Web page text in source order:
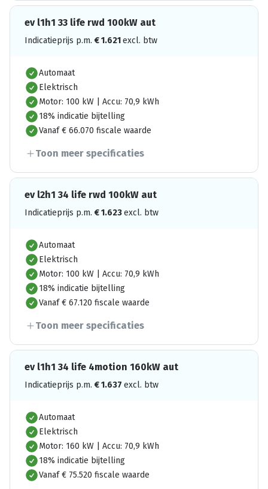
ev l1h1 33 life rwd 100kW aut
Indicatieprijs p.m. €1.621excl. btw
Automaat
Elektrisch
Motor: 100 kW | Accu: 70,9 kWh
18% indicatie bijtelling
Vanaf € 66.070 fiscale waarde
Toon meer specificaties
ev l2h1 34 life rwd 100kW aut
Indicatieprijs p.m. €1.623excl. btw
Automaat
Elektrisch
Motor: 100 kW | Accu: 70,9 kWh
18% indicatie bijtelling
Vanaf € 67.120 fiscale waarde
Toon meer specificaties
ev l1h1 34 life 4motion 160kW aut
Indicatieprijs p.m. €1.637 excl. btw
Automaat
Elektrisch
Motor: 160 kW | Accu: 70,9 kWh
18% indicatie bijtelling
Vanaf € 75.520 fiscale waarde